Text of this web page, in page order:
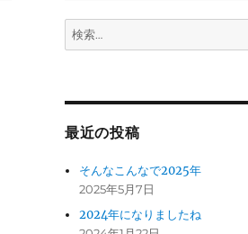
検
索:
最近の投稿
そんなこんなで2025年
2025年5月7日
2024年になりましたね